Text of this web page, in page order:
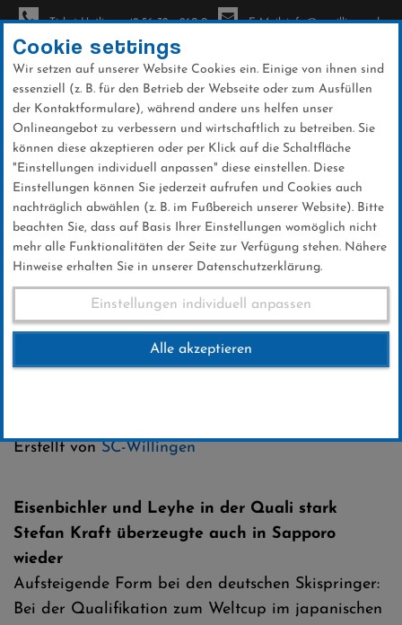
Direkt
zum
Inhalt
Ticket-Hotline: +49 56 32 - 960-0 E-Mail: info@sc-willingen.de
News
Qualifikation Sapporo
25.01.2019
Erstellt vonSC-Willingen
Eisenbichler und Leyhe in der Quali stark
Stefan Kraft überzeugte auch in Sapporo
wieder
Aufsteigende Form bei den deutschen Skispringer:
Bei der Qualifikation zum Weltcup im japanischen
Cookie settings
Wir setzen auf unserer Website Cookies ein. Einige von ihnen sind
essenziell (z. B. für den Betrieb der Webseite oder zum Ausfüllen
der Kontaktformulare), während andere uns helfen unser
Onlineangebot zu verbessern und wirtschaftlich zu betreiben. Sie
können diese akzeptieren oder per Klick auf die Schaltfläche
"Einstellungen individuell anpassen" diese einstellen. Diese
Einstellungen können Sie jederzeit aufrufen und Cookies auch
nachträglich abwählen (z. B. im Fußbereich unserer Website). Bitte
beachten Sie, dass auf Basis Ihrer Einstellungen womöglich nicht
mehr alle Funktionalitäten der Seite zur Verfügung stehen. Nähere
Hinweise erhalten Sie in unserer Datenschutzerklärung.
Einstellungen individuell anpassen
Alle akzeptieren